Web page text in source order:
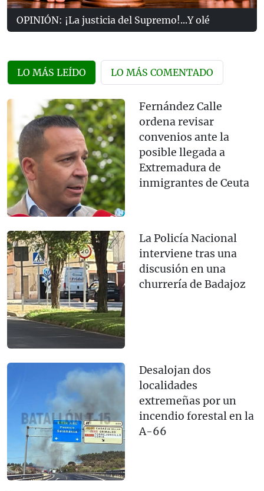
OPINIÓN: ¡La justicia del Supremo!...Y olé
LO MÁS LEÍDO LO MÁS COMENTADO
Fernández Calle
ordena revisar
convenios ante la
posible llegada a
Extremadura de
inmigrantes de Ceuta
La Policía Nacional
interviene tras una
discusión en una
churrería de Badajoz
Desalojan dos
localidades
extremeñas por un
incendio forestal en la
A-66